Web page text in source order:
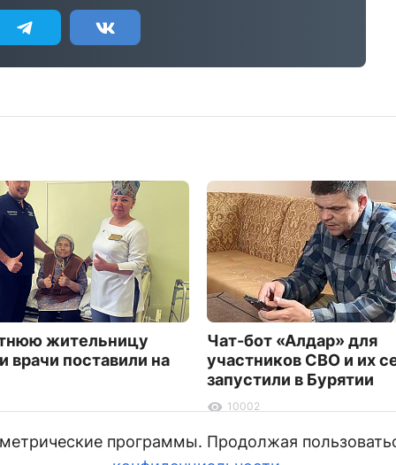
жительницу
врачи поставили на
Чат-бот «Алдар» для
участников СВО и их
запустили в Бурятии
10002
программы. Продолжая